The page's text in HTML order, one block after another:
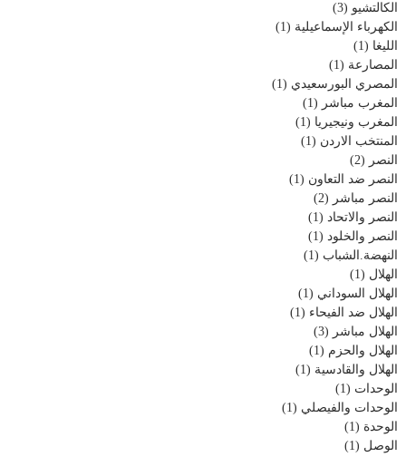
الكالتشيو (3)
الكهرباء الإسماعيلية (1)
الليغا (1)
المصارعة (1)
المصري البورسعيدي (1)
المغرب مباشر (1)
المغرب ونيجيريا (1)
المنتخب الاردن (1)
النصر (2)
النصر ضد التعاون (1)
النصر مباشر (2)
النصر والاتحاد (1)
النصر والخلود (1)
النهضة.الشباب (1)
الهلال (1)
الهلال السوداني (1)
الهلال ضد الفيحاء (1)
الهلال مباشر (3)
الهلال والحزم (1)
الهلال والقادسية (1)
الوحدات (1)
الوحدات والفيصلي (1)
الوحدة (1)
الوصل (1)